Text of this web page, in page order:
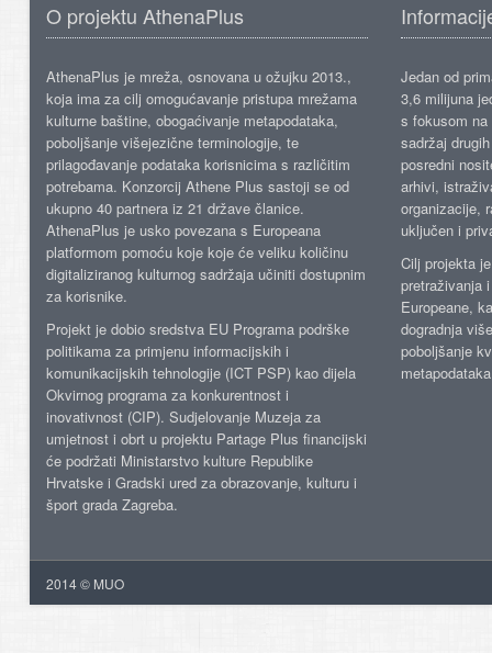
O projektu AthenaPlus
AthenaPlus je mreža, osnovana u ožujku 2013.,
koja ima za cilj omogućavanje pristupa mrežama
kulturne baštine, obogaćivanje metapodataka,
poboljšanje višejezične terminologije, te
prilagođavanje podataka korisnicima s različitim
potrebama. Konzorcij Athene Plus sastoji se od
ukupno 40 partnera iz 21 države članice.
AthenaPlus je usko povezana s Europeana
platformom pomoću koje koje će veliku količinu
digitaliziranog kulturnog sadržaja učiniti dostupnim
za korisnike.
Projekt je dobio sredstva EU Programa podrške
politikama za primjenu informacijskih i
komunikacijskih tehnologije (ICT PSP) kao dijela
Okvirnog programa za konkurentnost i
inovativnost (CIP). Sudjelovanje Muzeja za
umjetnost i obrt u projektu Partage Plus financijski
će podržati Ministarstvo kulture Republike
Hrvatske i Gradski ured za obrazovanje, kulturu i
šport grada Zagreba.
Jedan od
3,6 milijuna
s fokusom
sadržaj
posredni
arhivi,
organizacije,
uključen i
Cilj projekta
pretraživanja
Europeane,
dogradnja
poboljšanje
2014 © MUO